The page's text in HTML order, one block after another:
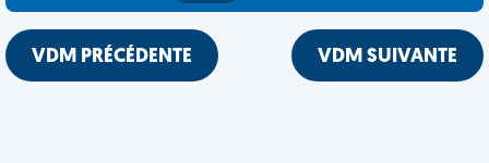
VDM PRÉCÉDENTE VDM SUIVANTE